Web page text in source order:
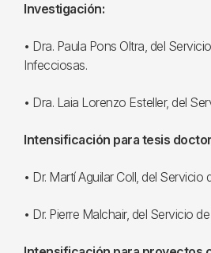
Investigación:
• Dra. Paula Pons Oltra, del
Infecciosas.
• Dra. Laia Lorenzo Esteller, del
Intensificación para tesis
• Dr. Martí Aguilar Coll, del Servicio
• Dr. Pierre Malchair, del Servicio